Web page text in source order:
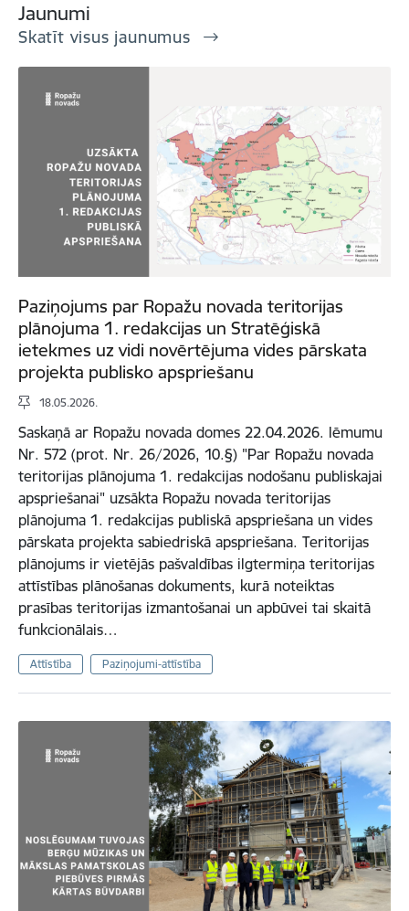
Jaunumi
Skatīt visus jaunumus
Paziņojums par Ropažu novada teritorijas
plānojuma 1. redakcijas un Stratēģiskā
ietekmes uz vidi novērtējuma vides pārskata
projekta publisko apspriešanu
18.05.2026.
Saskaņā ar Ropažu novada domes 22.04.2026. lēmumu
Nr. 572 (prot. Nr. 26/2026, 10.§) "Par Ropažu novada
teritorijas plānojuma 1. redakcijas nodošanu publiskajai
apspriešanai" uzsākta Ropažu novada teritorijas
plānojuma 1. redakcijas publiskā apspriešana un vides
pārskata projekta sabiedriskā apspriešana. Teritorijas
plānojums ir vietējās pašvaldības ilgtermiņa teritorijas
attīstības plānošanas dokuments, kurā noteiktas
prasības teritorijas izmantošanai un apbūvei tai skaitā
funkcionālais…
Attīstība Paziņojumi-attīstība